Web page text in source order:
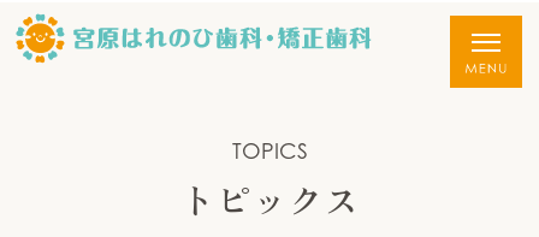
TOPICS
トピックス